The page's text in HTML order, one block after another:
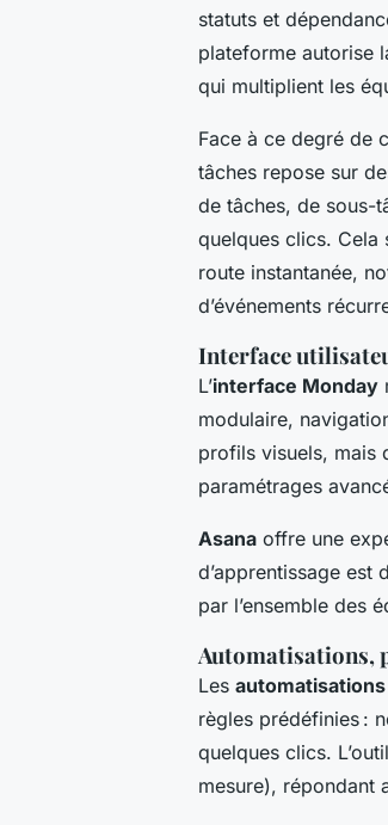
statuts et
plateforme autorise
qui multiplient les
Face à ce degré de
tâches repose sur
de tâches, de sous-
quelques clics. Cela
route instantanée,
d’événements
Interface
L’interface Monday
modulaire,
profils visuels, mais
paramétrages
Asana offre une
d’apprentissage
par l’ensemble des
Automatisations,
Les
règles prédéfinies :
quelques clics.
mesure), répondant